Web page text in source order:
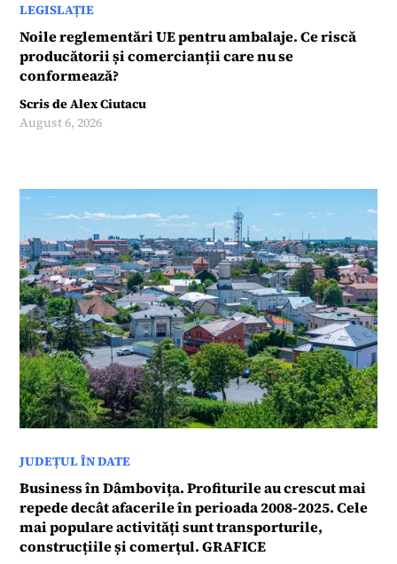
LEGISLAȚIE
Noile reglementări UE pentru ambalaje. Ce riscă
producătorii și comercianții care nu se
conformează?
Scris deAlex Ciutacu
August 6, 2026
JUDEȚUL ÎN DATE
Business în Dâmbovița. Profiturile au crescut mai
repede decât afacerile în perioada 2008-2025. Cele
mai populare activități sunt transporturile,
construcțiile și comerțul. GRAFICE